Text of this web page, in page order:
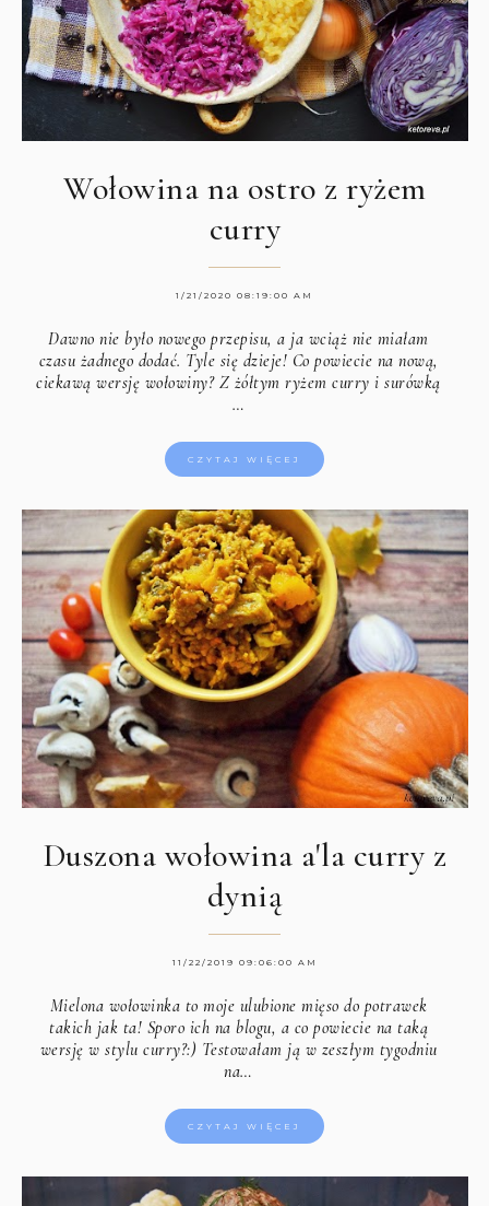
Wołowina na ostro z ryżem
curry
1/21/2020 08:19:00 AM
Dawno nie było nowego przepisu, a ja wciąż nie miałam
czasu żadnego dodać. Tyle się dzieje! Co powiecie na nową,
ciekawą wersję wołowiny? Z żółtym ryżem curry i surówką
…
CZYTAJ WIĘCEJ
Duszona wołowina a'la curry z
dynią
11/22/2019 09:06:00 AM
Mielona wołowinka to moje ulubione mięso do potrawek
takich jak ta! Sporo ich na blogu, a co powiecie na taką
wersję w stylu curry?:) Testowałam ją w zeszłym tygodniu
na…
CZYTAJ WIĘCEJ